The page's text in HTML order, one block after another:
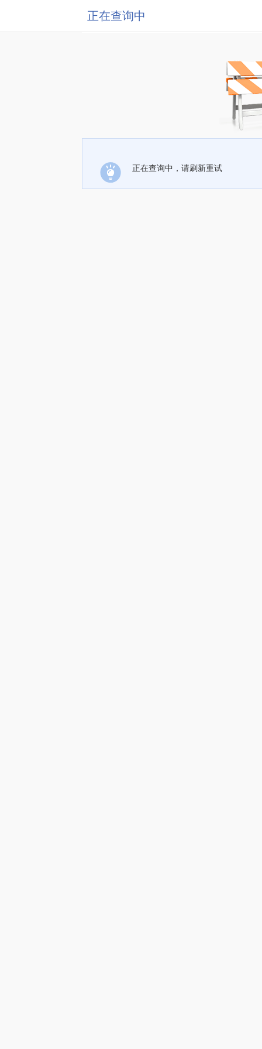
正在查询中
正在查询中，请刷新重试